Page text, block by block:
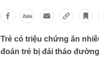
Trẻ có triệu chứng ăn
đoán trẻ bị đái tháo